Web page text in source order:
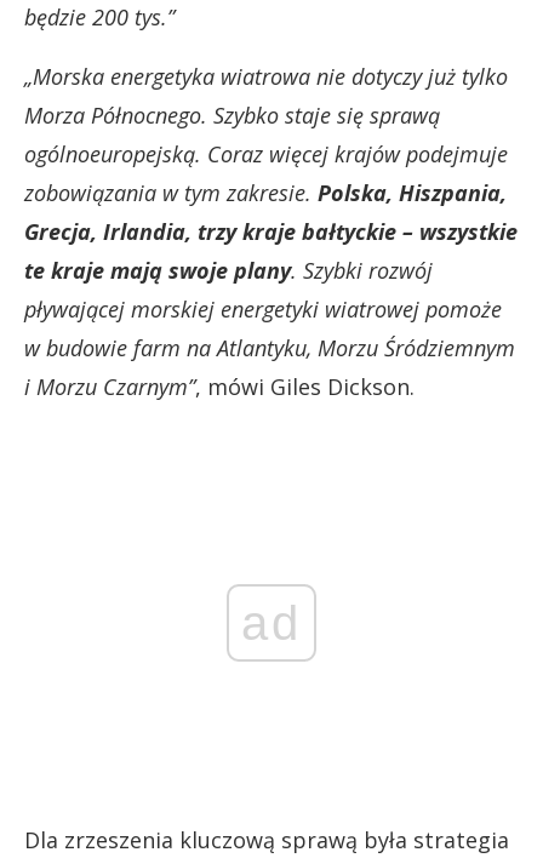
będzie 200 tys.”
„Morska energetyka wiatrowa nie dotyczy już tylko
Morza Północnego. Szybko staje się sprawą
ogólnoeuropejską. Coraz więcej krajów podejmuje
zobowiązania w tym zakresie. Polska, Hiszpania,
Grecja, Irlandia, trzy kraje bałtyckie – wszystkie
te kraje mają swoje plany. Szybki rozwój
pływającej morskiej energetyki wiatrowej pomoże
w budowie farm na Atlantyku, Morzu Śródziemnym
i Morzu Czarnym”, mówi Giles Dickson.
ad
Dla zrzeszenia kluczową sprawą była strategia